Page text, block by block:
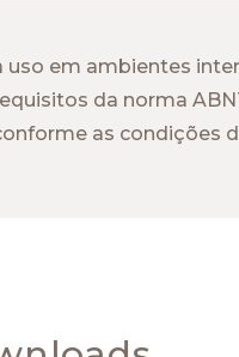
uso em ambientes
da norma ABNT
as condições